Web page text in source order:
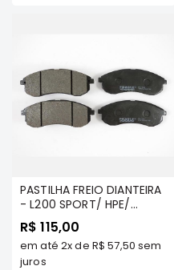
Full
Freio
PASTILHA FREIO DIANTEIRA
- L200 SPORT/ HPE/
OUTDOOR - FRASLE -
PD/500
R$ 115,00
em até 2xde R$ 57,50 sem
juros